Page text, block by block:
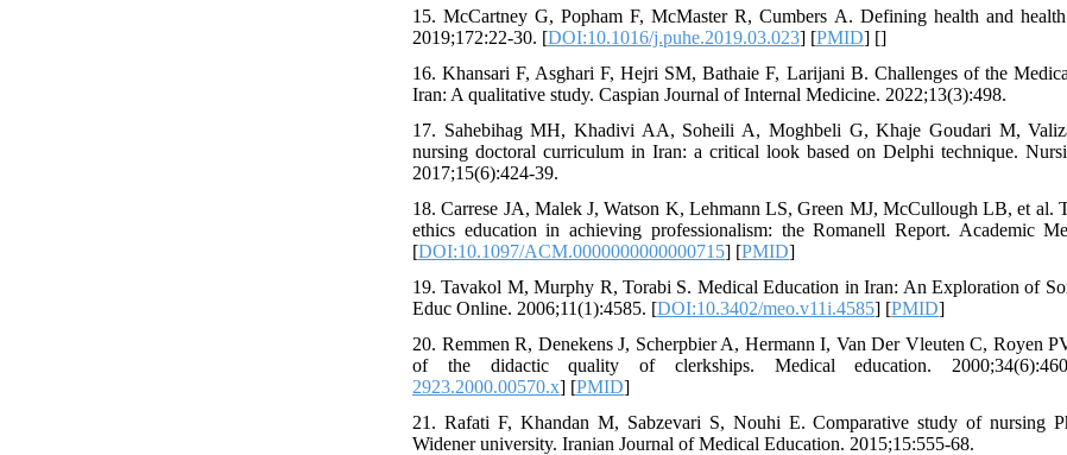
15. McCartney G, Popham F, McMaster R, Cumbers A. Defining health and
2019;172:22-30. [DOI:10.1016/j.puhe.2019.03.023] [PMID] []
16. Khansari F, Asghari F, Hejri SM, Bathaie F, Larijani B. Challenges of the
Iran: A qualitative study. Caspian Journal of Internal Medicine. 2022;13(3):498.
17. Sahebihag MH, Khadivi AA, Soheili A, Moghbeli G, Khaje Goudari M,
nursing doctoral curriculum in Iran: a critical look based on Delphi technique.
2017;15(6):424-39.
18. Carrese JA, Malek J, Watson K, Lehmann LS, Green MJ, McCullough LB, et al.
ethics education in achieving professionalism: the Romanell Report. Academic
[DOI:10.1097/ACM.0000000000000715] [PMID]
19. Tavakol M, Murphy R, Torabi S. Medical Education in Iran: An Exploration of
Educ Online. 2006;11(1):4585. [DOI:10.3402/meo.v11i.4585] [PMID]
20. Remmen R, Denekens J, Scherpbier A, Hermann I, Van Der Vleuten C, Royen
of the didactic quality of clerkships. Medical education.
2923.2000.00570.x] [PMID]
21. Rafati F, Khandan M, Sabzevari S, Nouhi E. Comparative study of nursing
Widener university. Iranian Journal of Medical Education. 2015;15:555-68.